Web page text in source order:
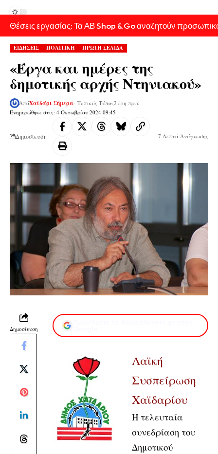
Θέσεις εργασίας: Τα ΑΒ Shop & Go αναζητούν
ΕΙΔΗΣΕΙΣ ΠΟΛΙΤΙΚΗ ΠΡΩΤΗ ΣΕΛΙΔΑ
«Έργα και ημέρες της
δημοτικής αρχής Ντηνιακού»
Ενημερώθηκε στις: 4 Οκτωβρίου 2024 09:45
ΑπόΧαϊδάρι Σήμερα- Τοπικός Τύπος2 έτη πριν
Δημοσίευση 7 Λεπτά Ανάγνωσης
Δημοσίευση
Λαϊκή
Συσπείρωση
Χαϊδαρίου
Η τελευταία
συνεδρίαση του
Δημοτικού